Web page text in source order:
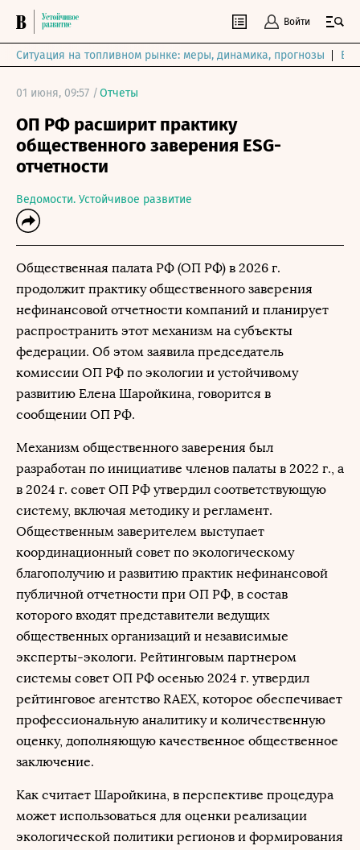
Войти
Ситуация на топливном рынке: меры, динамика, прогнозы
01 июня, 09:57 /Отчеты
ОП РФ расширит практику
общественного заверения ESG-
отчетности
Ведомости. Устойчивое развитие
Общественная палата РФ (ОП РФ) в 2026 г.
продолжит практику общественного заверения
нефинансовой отчетности компаний и планирует
распространить этот механизм на субъекты
федерации. Об этом заявила председатель
комиссии ОП РФ по экологии и устойчивому
развитию Елена Шаройкина, говорится в
сообщении ОП РФ.
Механизм общественного заверения был
разработан по инициативе членов палаты в 2022 г., а
в 2024 г. совет ОП РФ утвердил соответствующую
систему, включая методику и регламент.
Общественным заверителем выступает
координационный совет по экологическому
благополучию и развитию практик нефинансовой
публичной отчетности при ОП РФ, в состав
которого входят представители ведущих
общественных организаций и независимые
эксперты-экологи. Рейтинговым партнером
системы совет ОП РФ осенью 2024 г. утвердил
рейтинговое агентство RAEX, которое обеспечивает
профессиональную аналитику и количественную
оценку, дополняющую качественное общественное
заключение.
Как считает Шаройкина, в перспективе процедура
может использоваться для оценки реализации
экологической политики регионов и формирования